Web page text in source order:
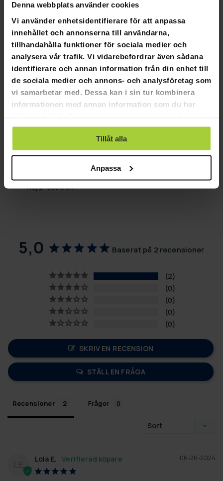
Denna webbplats använder cookies
Vi använder enhetsidentifierare för att anpassa
innehållet och annonserna till användarna,
tillhandahålla funktioner för sociala medier och
analysera vår trafik. Vi vidarebefordrar även sådana
identifierare och annan information från din enhet till
de sociala medier och annons- och analysföretag som
vi samarbetar med. Dessa kan i sin tur kombinera
informationen med annan information som du har
använt deras tjänster.
Tillåt alla
Anpassa
Material: rostfritt stål, ABS, aluminium.
Produktvikt: 32 kg
Produktmått: Produkt: 224*61*50,8cm
Luftmotstånd: 10 nivåer
3 kg magnetiskt motstånd kombinerat med
luftmotstånd
Displayfunktioner: Tid, distans, watt, kalorier, slag,
bluetooth, Fit-show app
Färg: Svart
Maximal användarvikt: 150kg
Vikt: 36 kg
Höjd: 380 mm
5,0 Baserat på 2 recensioner
2
0
0
0
0
SKRIV EN RECENSION
STÄLL EN FRÅGA
Recensioner Frågor
06-26-2024
Lola E.